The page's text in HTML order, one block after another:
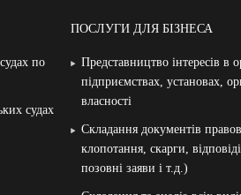
по
судах
ПОСЛУГИ ДЛЯ БІЗНЕСА
Представництво інтересів в
підприємствах, установах,
власності
Складання документів
клопотання, скарги,
позовні заяви і т.д.)